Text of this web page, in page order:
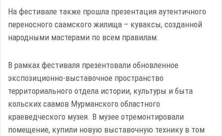
На фестивале также прошла презентация аутентичного
переносного саамского жилища – куваксы, созданной
народными мастерами по всем правилам.
В рамках фестиваля презентовали обновленное
экспозиционно-выставочное пространство
территориального отдела истории, культуры и быта
кольских саамов Мурманского областного
краеведческого музея. В музее отремонтировали
помещение, купили новую выставочную технику в том